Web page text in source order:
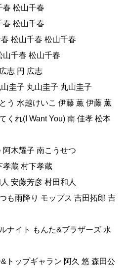
春 松山千春
春 松山千春
松山千春 松山千春
山千春 松山千春
志 円 広志
圭子 丸山圭子 丸山圭子
う 水越けいこ 伊藤 薫 伊藤 薫
くれ(I Want You) 南 佳孝 松本
阿木耀子 南こうせつ
孝蔵 村下孝蔵
安藤芳彦 村田和人
も雨降り モップス 吉田拓郎 吉
ナイト もんた&ブラザーズ 水
トップギャラン 阿久 悠 森田公